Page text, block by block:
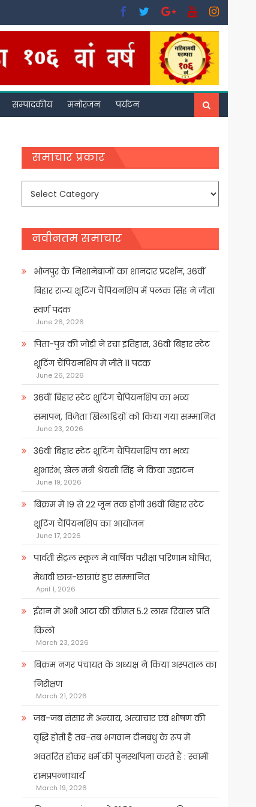
सम्पादकीय मनोरंजन पर्यटन
समाचार प्रकार
समाचार
नवीनतम समाचार
भोजपुर के निशानेबाजों का शानदार प्रदर्शन, 36वीं
बिहार राज्य शूटिंग चैंपियनशिप में पलक सिंह ने जीता
स्वर्ण पदक
June 26, 2026
पिता-पुत्र की जोड़ी ने रचा इतिहास, 36वीं बिहार स्टेट
शूटिंग चैंपियनशिप में जीते 11 पदक
June 26, 2026
36वीं बिहार स्टेट शूटिंग चैंपियनशिप का भव्य
समापन, विजेता खिलाडिय़ों को किया गया सम्मानित
June 23, 2026
36वीं बिहार स्टेट शूटिंग चैंपियनशिप का भव्य
शुभारंभ, खेल मंत्री श्रेयसी सिंह ने किया उद्घाटन
June 19, 2026
बिक्रम में 19 से 22 जून तक होगी 36वीं बिहार स्टेट
शूटिंग चैंपियनशिप का आयोजन
June 17, 2026
पार्वती सेंट्रल स्कूल में वार्षिक परीक्षा परिणाम घोषित,
मेधावी छात्र-छात्राएं हुए सम्मानित
April 1, 2026
ईरान में अभी आटा की कीमत 5.2 लाख रियाल प्रति
किलो
March 23, 2026
बिक्रम नगर पंचायत के अध्यक्ष ने किया अस्पताल का
निरीक्षण
March 21, 2026
जब-जब संसार में अन्याय, अत्याचार एवं शोषण की
वृद्धि होती है तब-तब भगवान दीनबंधु के रूप में
अवतरित होकर धर्म की पुनर्स्थापना करते हैं : स्वामी
रामप्रपन्नाचार्य
March 19, 2026